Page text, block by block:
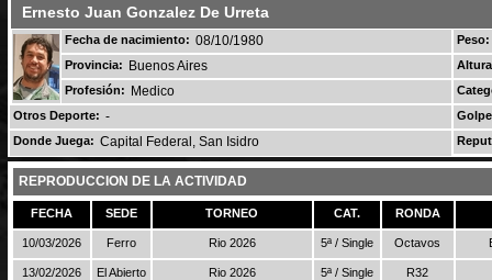
Ernesto Juan Gonzalez De Urreta
Fecha de nacimiento: 08/10/1980
Peso:
Provincia:
Buenos Aires
Profesión:
Medico
Otros Deporte: -
Donde Juega: Capital Federal, San Isidro
REPRODUCCION DE LA ACTIVIDAD
FECHA SEDE TORNEO CAT. RONDA
10/03/2026 Ferro Rio 2026 5ª / Single Octavos
13/02/2026 El Abierto Rio 2026 5ª / Single R32